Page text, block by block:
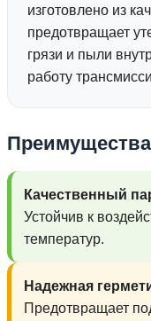
изготовлено из
предотвращает
грязи и пыли
работу
Качественный
Устойчив к
температур.
Надежная
Предотвращает